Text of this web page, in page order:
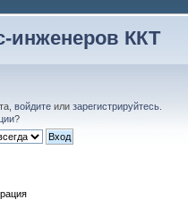
инженеров ККТ
войдитеили зарегистрируйтесь.
?